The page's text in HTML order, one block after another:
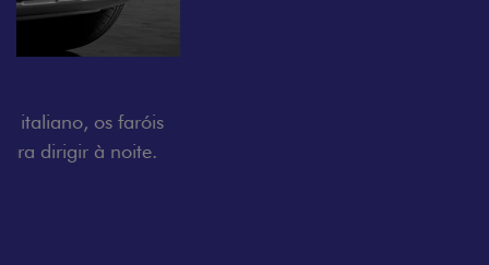
PORTAS
Todo mundo pode viajar confortável na Fiat Strada,